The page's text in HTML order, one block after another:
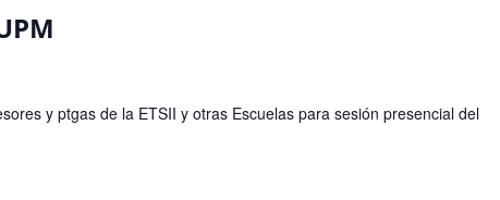
y ptgas de la ETSII y otras Escuelas para sesión presencial del